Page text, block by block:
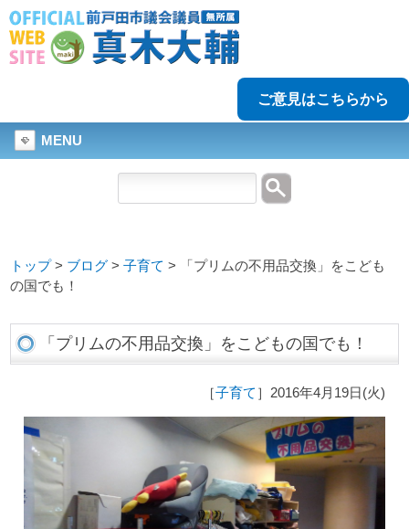
ご意見はこちらから
MENU
トップ> ブログ >子育て >
「プリムの不用品交換」をこども
の国でも！
「プリムの不用品交換」をこどもの国でも！
［子育て ］2016年4月19日(火)